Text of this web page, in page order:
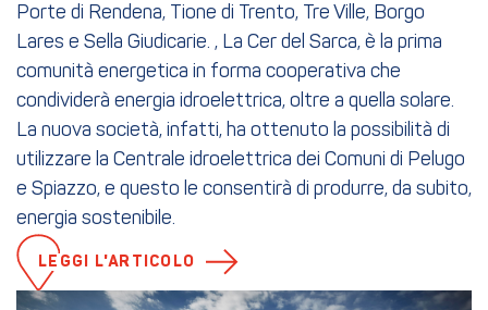
Porte di Rendena, Tione di Trento, Tre Ville, Borgo
Lares e Sella Giudicarie. , La Cer del Sarca, è la prima
comunità energetica in forma cooperativa che
condividerà energia idroelettrica, oltre a quella solare.
La nuova società, infatti, ha ottenuto la possibilità di
utilizzare la Centrale idroelettrica dei Comuni di Pelugo
e Spiazzo, e questo le consentirà di produrre, da subito,
energia sostenibile.
LEGGI L'ARTICOLO